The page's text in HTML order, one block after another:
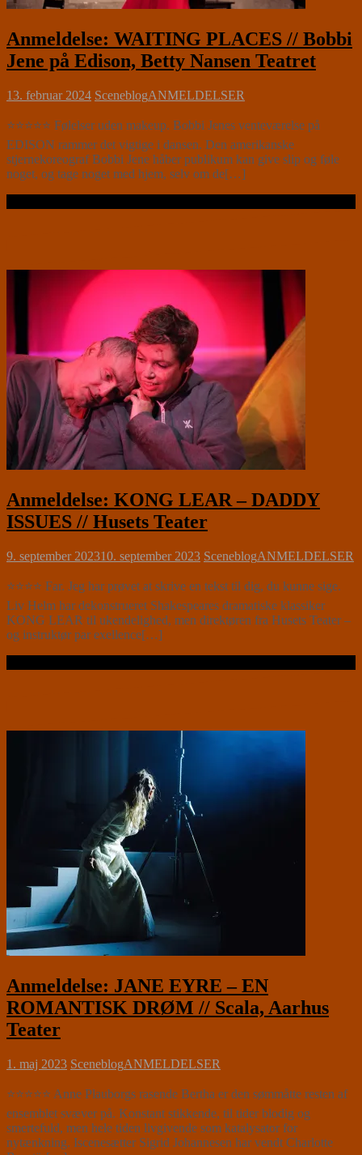
Anmeldelse: WAITING PLACES // Bobbi
Jene på Edison, Betty Nansen Teatret
13. februar 2024 SceneblogANMELDELSER
⭐⭐⭐⭐⭐ Følelser uden makeup. Bobbi Jenes venteværelse på
EDISON rammer det vigtige i dansen. Den amerikanske
stjernekoreograf Bobbi Jene håber publikum kan give slip og føle
noget, og tage noget med hjem, selv om de[…]
Anmeldelse: KONG LEAR – DADDY
ISSUES // Husets Teater
9. september 202310. september 2023 SceneblogANMELDELSER
⭐⭐⭐⭐ Far. Jeg har prøvet at skrive en tekst til dig, du kunne sige.
Liv Helm har dekonstrueret Shakespeares dramatiske klassiker
KONG LEAR til ukendelighed, men direktøren fra Husets Teater –
og instruktør par exellence[…]
Anmeldelse: JANE EYRE – EN
ROMANTISK DRØM // Scala, Aarhus
Teater
1. maj 2023 SceneblogANMELDELSER
⭐⭐⭐⭐⭐ Anne Plauborgs rasende Bertha er den sømmåtte resten af
ensemblet svæver på. Konstant stikkende, til tider blodig og
smertefuld, men hele tiden livgivende som katalysator for
nytænkning. Iscenesætter Sigrid Johannesen har vendt Charlotte